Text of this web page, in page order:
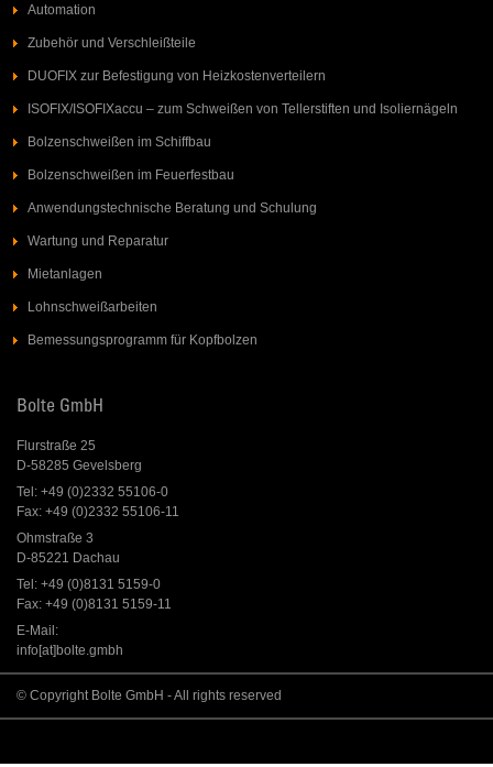
Automation
Zubehör und Verschleißteile
DUOFIX zur Befestigung von Heizkostenverteilern
ISOFIX/ISOFIXaccu – zum Schweißen von Tellerstiften und Isoliernägeln
Bolzenschweißen im Schiffbau
Bolzenschweißen im Feuerfestbau
Anwendungstechnische Beratung und Schulung
Wartung und Reparatur
Mietanlagen
Lohnschweißarbeiten
Bemessungsprogramm für Kopfbolzen
Bolte GmbH
Flurstraße 25
D-58285 Gevelsberg
Tel: +49 (0)2332 55106-0
Fax: +49 (0)2332 55106-11
Ohmstraße 3
D-85221 Dachau
Tel: +49 (0)8131 5159-0
Fax: +49 (0)8131 5159-11
E-Mail:
info[at]bolte.gmbh
© Copyright Bolte GmbH - All rights reserved